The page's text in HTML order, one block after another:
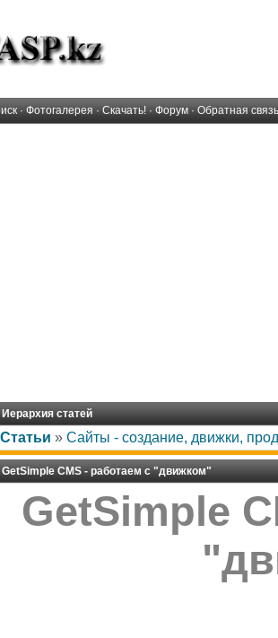
· Фотогалерея · Скачать! · Форум · Обратная связь
Иерархия статей
Статьи » Сайты - создание, движки,
GetSimple CMS - работаем с "движком"
GetSimple